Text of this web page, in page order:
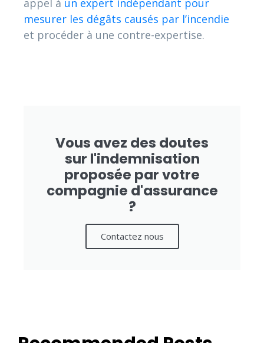
mesurer les dégâts causés par l’incendie
et procéder à une contre-expertise.
Vous avez des doutes
sur l'indemnisation
proposée par votre
compagnie d'assurance
?
Contactez nous